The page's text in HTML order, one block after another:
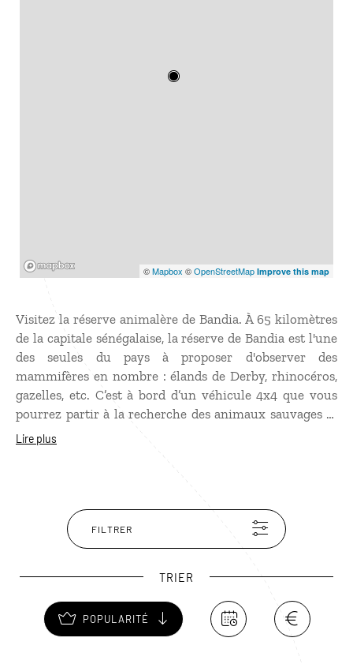
©Mapbox ©OpenStreetMap Improve this map
Visitez la réserve animalère de Bandia. À 65 kilomètres
de la capitale sénégalaise, la réserve de Bandia est l'une
des seules du pays à proposer d'observer des
mammifères en nombre : élands de Derby, rhinocéros,
gazelles, etc. C’est à bord d’un véhicule 4x4 que vous
pourrez partir à la recherche des animaux sauvages et
de l'étonnante forêt de baobabs qui s'y trouve. Pour
Lire plus
FILTRER
TRIER
POPULARITÉ